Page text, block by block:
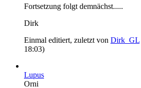
Fortsetzung folgt demnächst.....
Dirk
Einmal editiert, zuletzt von Dirk_GL
18:03)
Lupus
Orni